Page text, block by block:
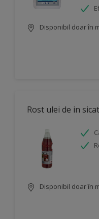
Disponibil doar în
Rost ulei de in
Disponibil doar în